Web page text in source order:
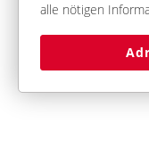
alle nötigen